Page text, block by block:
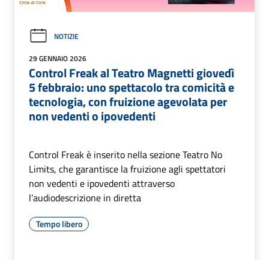
NOTIZIE
29 GENNAIO 2026
Control Freak al Teatro Magnetti giovedì
5 febbraio: uno spettacolo tra comicità e
tecnologia, con fruizione agevolata per
non vedenti o ipovedenti
Control Freak è inserito nella sezione Teatro No
Limits, che garantisce la fruizione agli spettatori
non vedenti e ipovedenti attraverso
l’audiodescrizione in diretta
Tempo libero